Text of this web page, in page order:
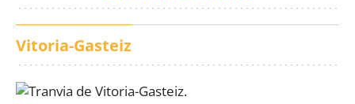
Vitoria-Gasteiz